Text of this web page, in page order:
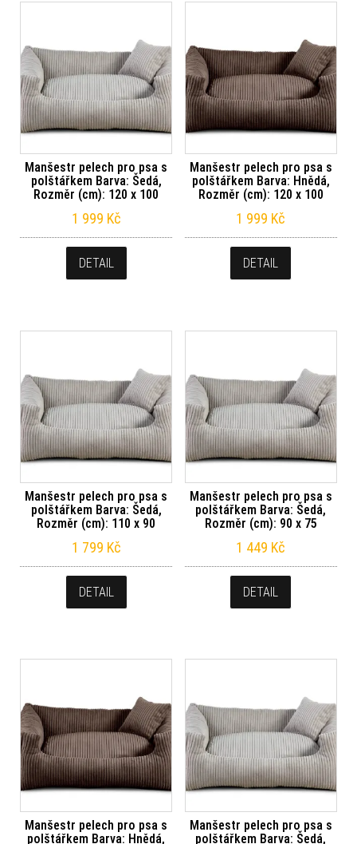
Manšestr pelech pro psa s
polštářkem Barva: Šedá,
Rozměr (cm): 120 x 100
1 999 Kč
DETAIL
Manšestr pelech pro psa s
polštářkem Barva: Hnědá,
Rozměr (cm): 120 x 100
1 999 Kč
DETAIL
Manšestr pelech pro psa s
polštářkem Barva: Šedá,
Rozměr (cm): 110 x 90
1 799 Kč
DETAIL
Manšestr pelech pro psa s
polštářkem Barva: Šedá,
Rozměr (cm): 90 x 75
1 449 Kč
DETAIL
Manšestr pelech pro psa s
polštářkem Barva: Hnědá,
Manšestr pelech pro psa s
polštářkem Barva: Šedá,